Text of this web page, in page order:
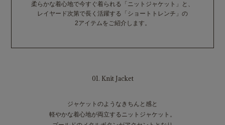
柔らかな着心地で今すぐ着られる「ニットジャケット」と、
レイヤード次第で長く活躍する「ショートトレンチ」の
2アイテムをご紹介します。
01. Knit Jacket
ジャケットのようなきちんと感と
軽やかな着心地が両立するニットジャケット。